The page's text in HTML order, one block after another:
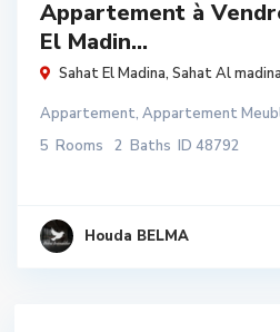
Appartement à
El Madin...
Sahat El Madina, Sahat Al madina
Appartement, Appartement
5 Rooms 2 Baths ID 48792
Houda BELMA